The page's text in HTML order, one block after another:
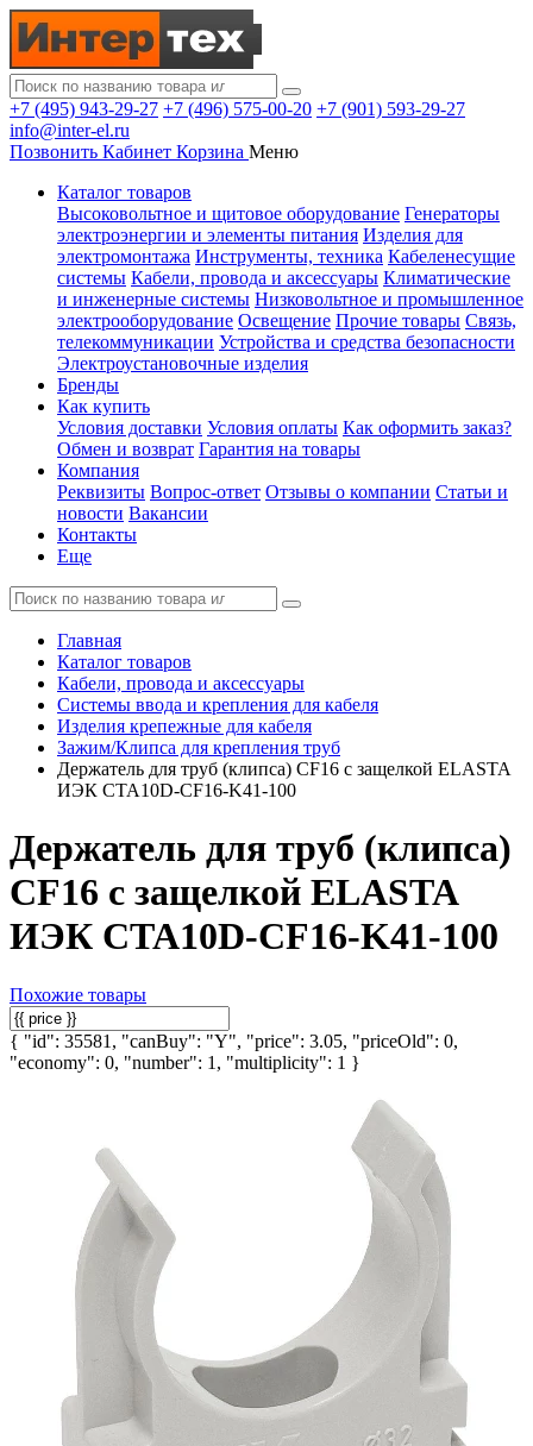
+7 (495) 943-29-27 +7 (496) 575-00-20 +7 (901) 593-29-27
info@inter-el.ru
Позвонить Кабинет Корзина Меню
Каталог товаров
Высоковольтное и щитовое оборудование Генераторы
электроэнергии и элементы питания Изделия для
электромонтажа Инструменты, техника Кабеленесущие
системы Кабели, провода и аксессуары Климатические
и инженерные системы Низковольтное и промышленное
электрооборудование Освещение Прочие товары Связь,
телекоммуникации Устройства и средства безопасности
Электроустановочные изделия
Бренды
Как купить
Условия доставки Условия оплаты Как оформить заказ?
Обмен и возврат Гарантия на товары
Компания
Реквизиты Вопрос-ответ Отзывы о компании Статьи и
новости Вакансии
Контакты
Еще
Главная
Каталог товаров
Кабели, провода и аксессуары
Системы ввода и крепления для кабеля
Изделия крепежные для кабеля
Зажим/Клипса для крепления труб
Держатель для труб (клипса) CF16 с защелкой ELASTA
ИЭК CTA10D-CF16-K41-100
Держатель для труб (клипса)
CF16 с защелкой ELASTA
ИЭК CTA10D-CF16-K41-100
Похожие товары
{ "id": 35581, "canBuy": "Y", "price": 3.05, "priceOld": 0,
"economy": 0, "number": 1, "multiplicity": 1 }